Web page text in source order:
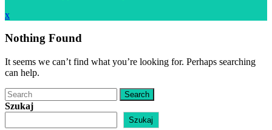
xClose
Nothing Found
It seems we can’t find what you’re looking for. Perhaps searching
can help.
Search
Szukaj
Szukaj